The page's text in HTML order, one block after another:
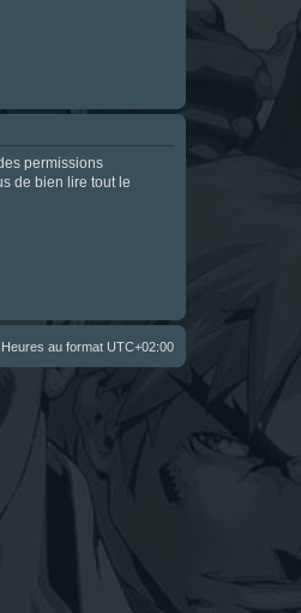
permissions
de bien lire tout le
Heures au format UTC+02:00